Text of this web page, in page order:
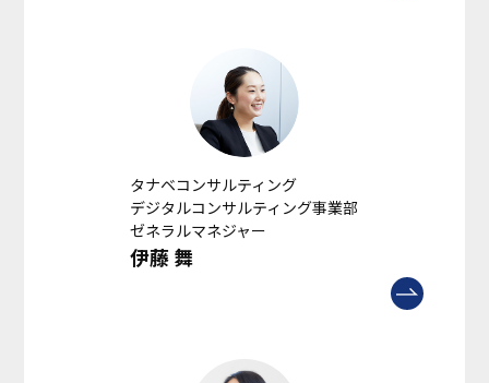
タナベコンサルティング
デジタルコンサルティング事業部
ゼネラルマネジャー
伊藤 舞